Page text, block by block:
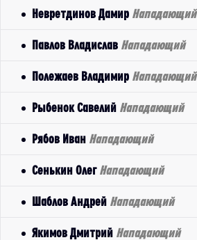
Невретдинов Дамир Нападающий
Павлов Владислав Нападающий
Полежаев Владимир Нападающий
Рыбенок Савелий Нападающий
Рябов Иван Нападающий
Сенькин Олег Нападающий
Шаблов Андрей Нападающий
Якимов Дмитрий Нападающий